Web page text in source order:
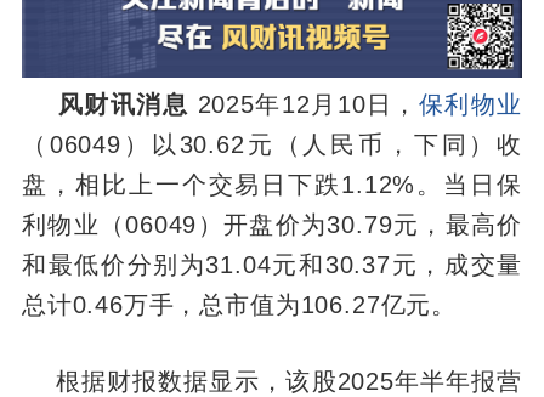
风财讯消息 2025年12月10日， 保利物业
（06049）以30.62元（人民币，下同）收
盘，相比上一个交易日下跌1.12%。当日保
利物业（06049）开盘价为30.79元，最高价
和最低价分别为31.04元和30.37元，成交量
总计0.46万手，总市值为106.27亿元。
根据财报数据显示，该股2025年半年报营